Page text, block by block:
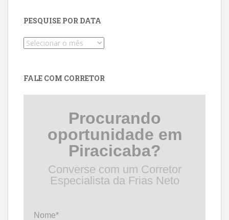
PESQUISE POR DATA
Pesquise
FALE COM CORRETOR
Procurando
oportunidade em
Piracicaba?
Converse com um Corretor
Especialista da Frias Neto
Nome*